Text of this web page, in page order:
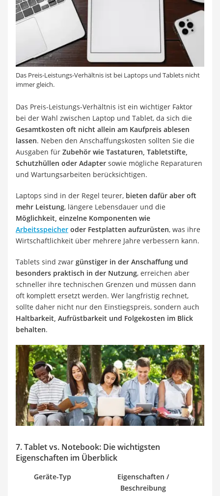
Das Preis-Leistungs-Verhältnis ist bei Laptops und Tablets nicht
immer gleich.
Das Preis-Leistungs-Verhältnis ist ein wichtiger Faktor
bei der Wahl zwischen Laptop und Tablet, da sich die
Gesamtkosten oft nicht allein am Kaufpreis ablesen
lassen. Neben den Anschaffungskosten sollten Sie die
Ausgaben für Zubehör wie Tastaturen, Tabletstifte,
Schutzhüllen oder Adapter sowie mögliche Reparaturen
und Wartungsarbeiten berücksichtigen.
Laptops sind in der Regel teurer, bieten dafür aber oft
mehr Leistung, längere Lebensdauer und die
Möglichkeit, einzelne Komponenten wie
Arbeitsspeicher oder Festplatten aufzurüsten, was ihre
Wirtschaftlichkeit über mehrere Jahre verbessern kann.
Tablets sind zwar günstiger in der Anschaffung und
besonders praktisch in der Nutzung, erreichen aber
schneller ihre technischen Grenzen und müssen dann
oft komplett ersetzt werden. Wer langfristig rechnet,
sollte daher nicht nur den Einstiegspreis, sondern auch
Haltbarkeit, Aufrüstbarkeit und Folgekosten im Blick
behalten.
7. Tablet vs. Notebook: Die wichtigsten
Eigenschaften im Überblick
Geräte-Typ
Eigenschaften /
Beschreibung